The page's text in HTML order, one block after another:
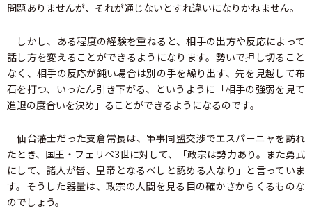
問題ありませんが、それが通じないとすれ違いになりかねません。
しかし、ある程度の経験を重ねると、相手の出方や反応によって
話し方を変えることができるようになります。勢いで押し切ること
なく、相手の反応が鈍い場合は別の手を繰り出す、先を見越して布
石を打つ、いったん引き下がる、というように「相手の強弱を見て
進退の度合いを決め」ることができるようになるのです。
仙台藩士だった支倉常長は、軍事同盟交渉でエスパーニャを訪れ
たとき、国王・フェリペ3世に対して、「政宗は勢力あり。また勇武
にして、諸人が皆、皇帝となるべしと認める人なり」と言っていま
す。そうした器量は、政宗の人間を見る目の確かさからくるものな
のでしょう。